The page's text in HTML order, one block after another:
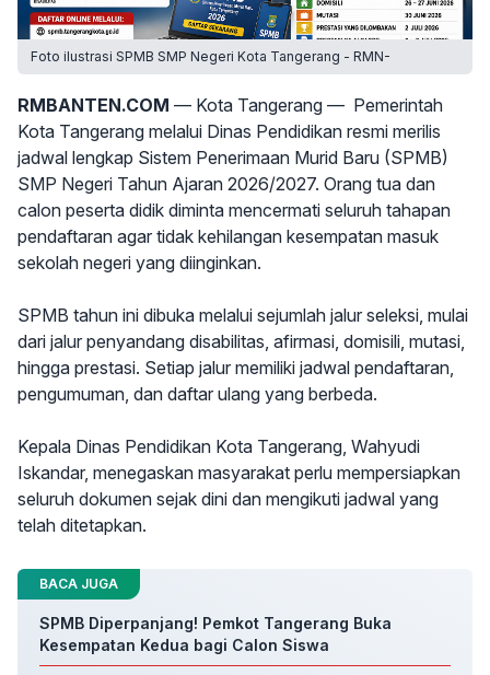
Foto ilustrasi SPMB SMP Negeri Kota Tangerang - RMN-
RMBANTEN.COM — Kota Tangerang — Pemerintah
Kota Tangerang melalui Dinas Pendidikan resmi merilis
jadwal lengkap Sistem Penerimaan Murid Baru (SPMB)
SMP Negeri Tahun Ajaran 2026/2027. Orang tua dan
calon peserta didik diminta mencermati seluruh tahapan
pendaftaran agar tidak kehilangan kesempatan masuk
sekolah negeri yang diinginkan.
SPMB tahun ini dibuka melalui sejumlah jalur seleksi, mulai
dari jalur penyandang disabilitas, afirmasi, domisili, mutasi,
hingga prestasi. Setiap jalur memiliki jadwal pendaftaran,
pengumuman, dan daftar ulang yang berbeda.
Kepala Dinas Pendidikan Kota Tangerang, Wahyudi
Iskandar, menegaskan masyarakat perlu mempersiapkan
seluruh dokumen sejak dini dan mengikuti jadwal yang
telah ditetapkan.
BACA JUGA
SPMB Diperpanjang! Pemkot Tangerang Buka
Kesempatan Kedua bagi Calon Siswa